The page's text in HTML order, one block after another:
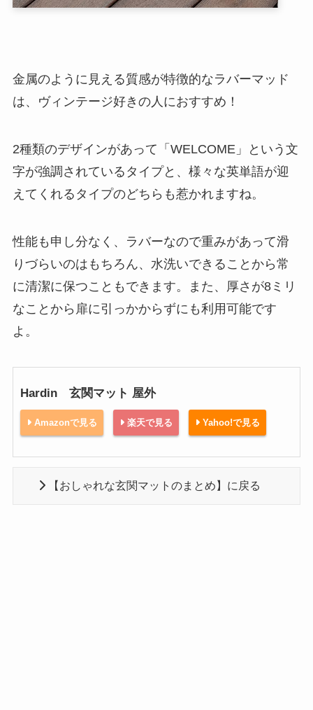
金属のように見える質感が特徴的なラバーマッド
は、ヴィンテージ好きの人におすすめ！
2種類のデザインがあって「WELCOME」という文
字が強調されているタイプと、様々な英単語が迎
えてくれるタイプのどちらも惹かれますね。
性能も申し分なく、ラバーなので重みがあって滑
りづらいのはもちろん、水洗いできることから常
に清潔に保つこともできます。また、厚さが8ミリ
なことから扉に引っかからずにも利用可能です
よ。
Hardin 玄関マット 屋外
Amazonで見る 楽天で見る Yahoo!で見る
【おしゃれな玄関マットのまとめ】に戻る